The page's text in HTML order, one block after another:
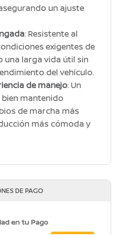
un ajuste
: Resistente al
exigentes de
una larga vida útil sin
del vehículo.
de manejo: Un
mantenido
de marcha más
más cómoda y
DE PAGO
en tu Pago